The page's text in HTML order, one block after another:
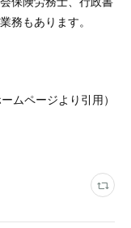
務もあります。
ムページより引用）